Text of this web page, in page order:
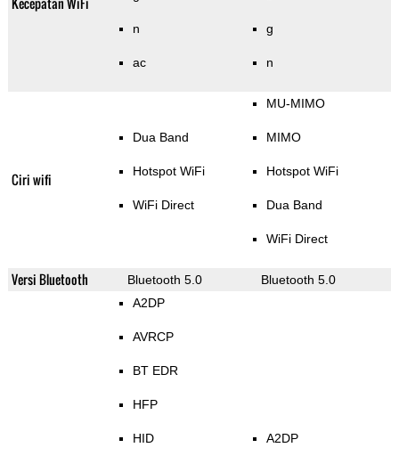
n
ac
g
n
Ciri wifi
Dua Band
Hotspot WiFi
WiFi Direct
MU-MIMO
MIMO
Hotspot WiFi
Dua Band
WiFi Direct
Versi Bluetooth Bluetooth 5.0 Bluetooth 5.0
A2DP
AVRCP
BT EDR
HFP
HID A2DP